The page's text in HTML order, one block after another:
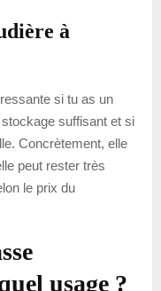
à
si tu as un
suffisant et si
Concrètement, elle
peut rester très
le prix du
usage ?